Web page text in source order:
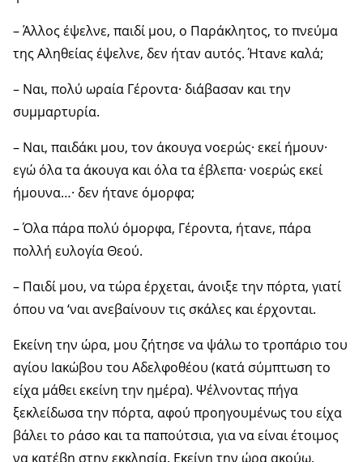
– Άλλος έψελνε, παιδί μου, ο Παράκλητος, το πνεύμα
της Αληθείας έψελνε, δεν ήταν αυτός. Ήτανε καλά;
– Ναι, πολύ ωραία Γέροντα· διάβασαν και την
συμμαρτυρία.
– Ναι, παιδάκι μου, τον άκουγα νοερώς· εκεί ήμουν·
εγώ όλα τα άκουγα και όλα τα έβλεπα· νοερώς εκεί
ήμουνα…· δεν ήτανε όμορφα;
– Όλα πάρα πολύ όμορφα, Γέροντα, ήτανε, πάρα
πολλή ευλογία Θεού.
– Παιδί μου, να τώρα έρχεται, άνοιξε την πόρτα, γιατί
όπου να ‘ναι ανεβαίνουν τις σκάλες και έρχονται.
Εκείνη την ώρα, μου ζήτησε να ψάλω το τροπάριο του
αγίου Ιακώβου του Αδελφοθέου (κατά σύμπτωση το
είχα μάθει εκείνη την ημέρα). Ψέλνοντας πήγα
ξεκλείδωσα την πόρτα, αφού προηγουμένως του είχα
βάλει το ράσο και τα παπούτσια, για να είναι έτοιμος
να κατέβη στην εκκλησία. Εκείνη την ώρα ακούω,